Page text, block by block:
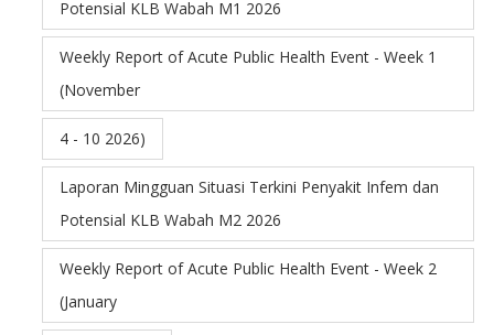
Potensial KLB Wabah M1 2026
Weekly Report of Acute Public Health Event - Week 1
(November
4 - 10 2026)
Laporan Mingguan Situasi Terkini Penyakit Infem dan
Potensial KLB Wabah M2 2026
Weekly Report of Acute Public Health Event - Week 2
(January